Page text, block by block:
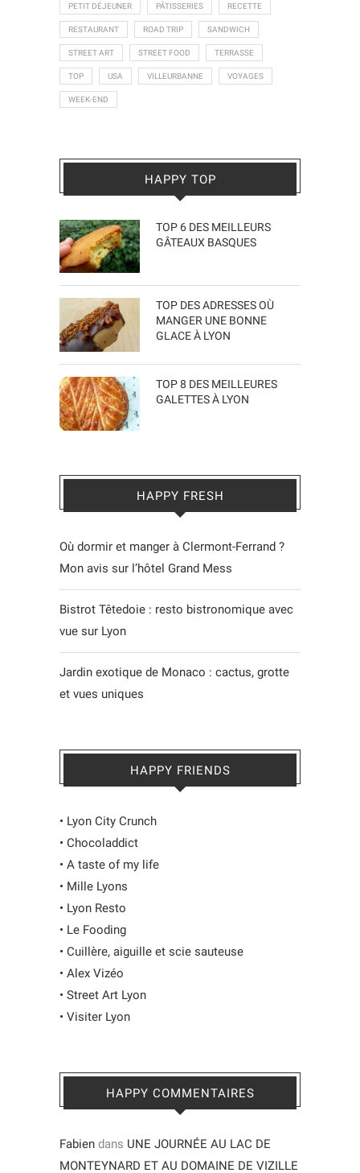
PETIT DÉJEUNER PÂTISSERIES RECETTE
RESTAURANT ROAD TRIP SANDWICH
STREET ART STREET FOOD TERRASSE
TOP USA VILLEURBANNE VOYAGES
WEEK-END
HAPPY TOP
TOP 6 DES MEILLEURS
GÂTEAUX BASQUES
TOP DES ADRESSES OÙ
MANGER UNE BONNE
GLACE À LYON
TOP 8 DES MEILLEURES
GALETTES À LYON
HAPPY FRESH
Où dormir et manger à Clermont-Ferrand ?
Mon avis sur l’hôtel Grand Mess
Bistrot Têtedoie : resto bistronomique avec
vue sur Lyon
Jardin exotique de Monaco : cactus, grotte
et vues uniques
HAPPY FRIENDS
• Lyon City Crunch
• Chocoladdict
• A taste of my life
• Mille Lyons
• Lyon Resto
• Le Fooding
• Cuillère, aiguille et scie sauteuse
• Alex Vizéo
• Street Art Lyon
• Visiter Lyon
HAPPY COMMENTAIRES
Fabien dans UNE JOURNÉE AU LAC DE
MONTEYNARD ET AU DOMAINE DE VIZILLE